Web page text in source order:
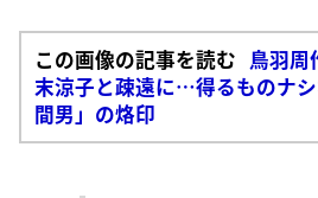
この画像の記事を読む 鳥羽周
末涼子と疎遠に…得るものナ
間男」の烙印